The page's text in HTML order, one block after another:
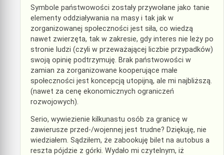
Symbole państwowości zostały przywołane jako tanie
elementy oddziaływania na masy i tak jak w
zorganizowanej społeczności jest siła, co wiedzą
nawet zwierzęta, tak w zakresie, gdy interes nie leży po
stronie ludzi (czyli w przeważającej liczbie przypadków)
swoją opinię podtrzymuję. Brak państwowości w
zamian za zorganizowane kooperujące małe
społeczności jest koncepcją utopijną, ale mi najbliższą.
(nawet za cenę ekonomicznych ograniczeń
rozwojowych).
Serio, wywiezienie kilkunastu osób za granicę w
zawierusze przed-/wojennej jest trudne? Dziękuję, nie
wiedziałem. Sądziłem, że zabookuję bilet na autobus a
reszta pójdzie z górki. Wydało mi czytelnym, iż